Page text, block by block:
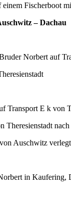
Fischerboot
– Dachau
Norbert auf
Transport E k von
Theresienstadt
Auschwitz
in Kaufering,